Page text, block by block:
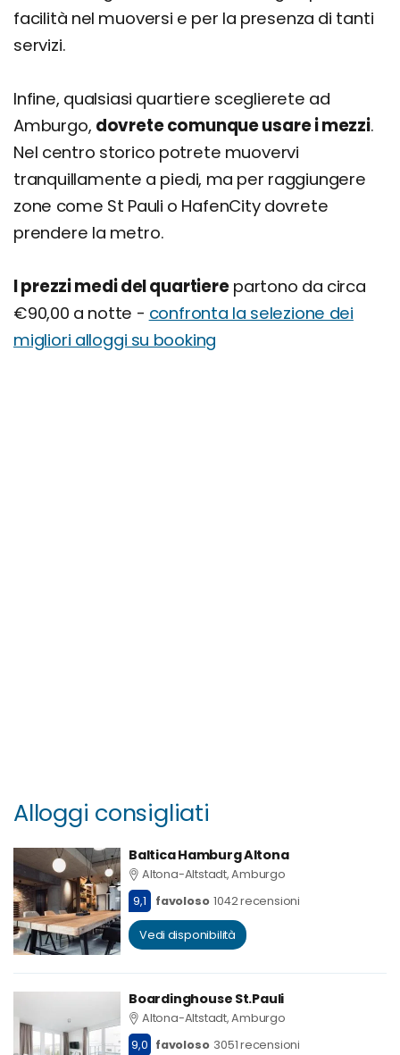
facilità nel muoversi e per la presenza di tanti
servizi.
Infine, qualsiasi quartiere sceglierete ad
Amburgo, dovrete comunque usare i mezzi.
Nel centro storico potrete muovervi
tranquillamente a piedi, ma per raggiungere
zone come St Pauli o HafenCity dovrete
prendere la metro.
I prezzi medi del quartierepartono da circa
€90,00 a notte - confronta la selezione dei
migliori alloggi su booking
Alloggi consigliati
Baltica Hamburg Altona
Altona-Altstadt, Amburgo
9,1
favoloso 1042 recensioni
Vedi disponibilità
Boardinghouse St.Pauli
Altona-Altstadt, Amburgo
9,0 favoloso 3051 recensioni